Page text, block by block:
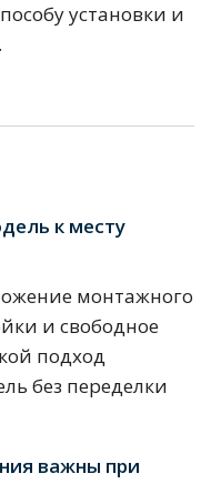
установки и
к месту
монтажного
и свободное
подход
без переделки
важны при